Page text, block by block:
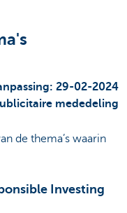
29-02-2024
mededeling
de thema’s waarin
Investing